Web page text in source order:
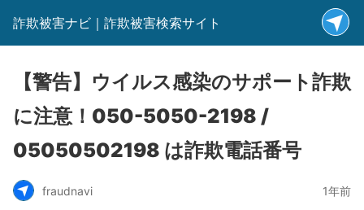
詐欺被害ナビ｜詐欺被害検索サイト
【警告】ウイルス感染のサポート詐欺
に注意！050-5050-2198 /
05050502198 は詐欺電話番号
fraudnavi 1年前